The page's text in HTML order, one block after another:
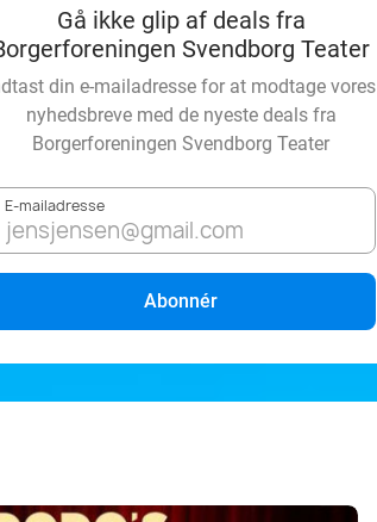
Gå ikke glip af deals fra
Svendborg Teater
din e-mailadresse for at modtage vores
nyhedsbreve med de nyeste deals fra
Borgerforeningen Svendborg Teater
E-mailadresse
Abonnér